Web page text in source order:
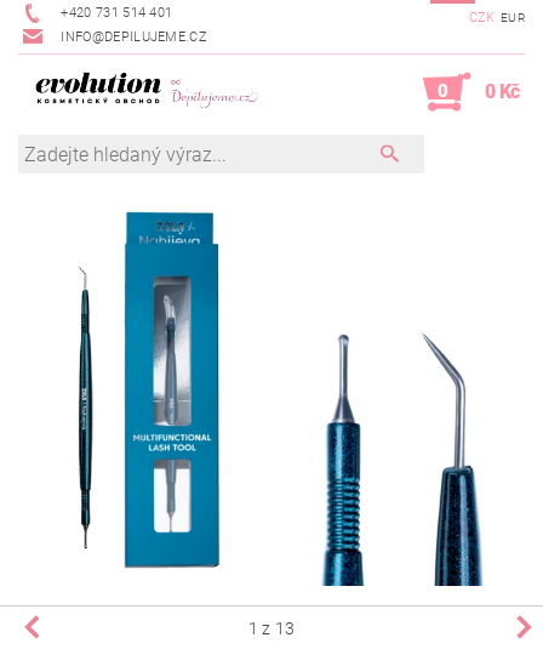
+420 731 514 401
INFO@DEPILUJEME.CZ
CZK EUR
0 0 Kč
1 z 13